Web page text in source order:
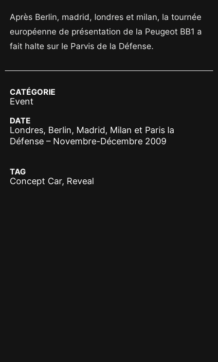
Après Berlin, madrid, londres et milan, la tournée
européenne de présentation de la Peugeot BB1 a
fait halte sur le Parvis de la Défense.
CATÉGORIE
Event
DATE
Londres, Berlin, Madrid, Milan et Paris la
Défense – Novembre-Décembre 2009
TAG
Concept Car, Reveal